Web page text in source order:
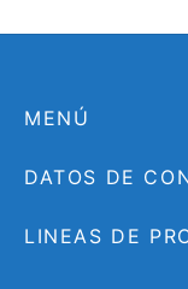
MENÚ
DATOS DE
LINEAS DE